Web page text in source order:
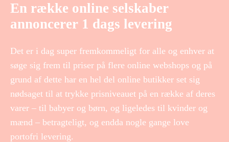
En række online selskaber
annoncerer 1 dags levering
Det er i dag super fremkommeligt for alle og enhver at
søge sig frem til priser på flere online webshops og på
grund af dette har en hel del online butikker set sig
nødsaget til at trykke prisniveauet på en række af deres
varer – til babyer og børn, og ligeledes til kvinder og
mænd – betragteligt, og endda nogle gange love
portofri levering.